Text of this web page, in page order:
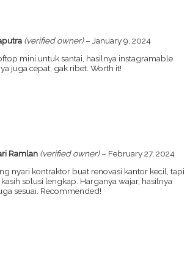
(verified owner) – January 9, 2024
mini untuk santai, hasilnya instagramable
juga cepat, gak ribet. Worth it!
Ramlan (verified owner) – February 27, 2024
nyari kontraktor buat renovasi kantor kecil, tapi
solusi lengkap. Harganya wajar, hasilnya
sesuai. Recommended!